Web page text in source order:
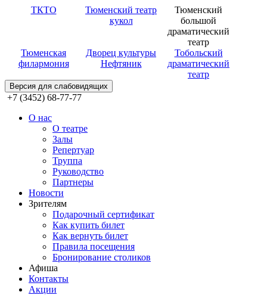
ТКТО
Тюменский театр
кукол
Тюменский
большой
драматический
театр
Тюменская
филармония
Дворец культуры
Нефтяник
Тобольский
драматический
театр
Версия для слабовидящих
+7 (3452) 68-77-77
О нас
О театре
Залы
Репертуар
Труппа
Руководство
Партнеры
Новости
Зрителям
Подарочный сертификат
Как купить билет
Как вернуть билет
Правила посещения
Бронирование столиков
Афиша
Контакты
Акции